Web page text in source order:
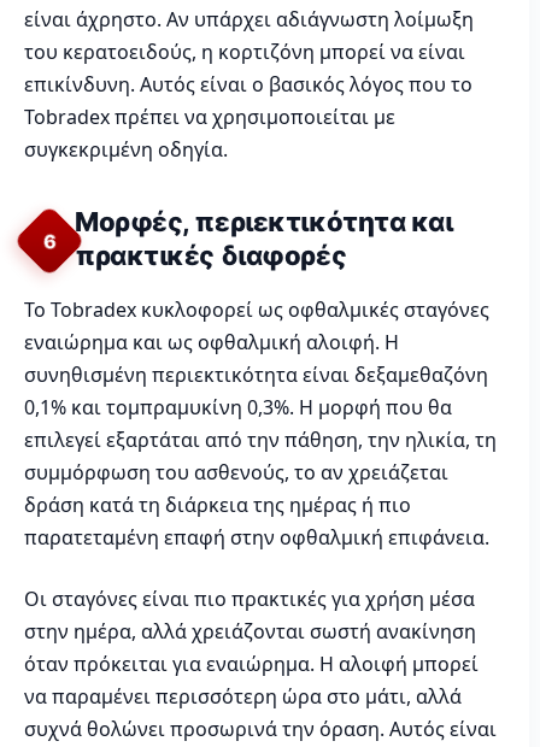
είναι άχρηστο. Αν υπάρχει αδιάγνωστη λοίμωξη
του κερατοειδούς, η κορτιζόνη μπορεί να είναι
επικίνδυνη. Αυτός είναι ο βασικός λόγος που το
Tobradex πρέπει να χρησιμοποιείται με
συγκεκριμένη οδηγία.
6
Μορφές, περιεκτικότητα και
πρακτικές διαφορές
Το Tobradex κυκλοφορεί ως οφθαλμικές σταγόνες
εναιώρημα και ως οφθαλμική αλοιφή. Η
συνηθισμένη περιεκτικότητα είναι δεξαμεθαζόνη
0,1% και τομπραμυκίνη 0,3%. Η μορφή που θα
επιλεγεί εξαρτάται από την πάθηση, την ηλικία, τη
συμμόρφωση του ασθενούς, το αν χρειάζεται
δράση κατά τη διάρκεια της ημέρας ή πιο
παρατεταμένη επαφή στην οφθαλμική επιφάνεια.
Οι σταγόνες είναι πιο πρακτικές για χρήση μέσα
στην ημέρα, αλλά χρειάζονται σωστή ανακίνηση
όταν πρόκειται για εναιώρημα. Η αλοιφή μπορεί
να παραμένει περισσότερη ώρα στο μάτι, αλλά
συχνά θολώνει προσωρινά την όραση. Αυτός είναι